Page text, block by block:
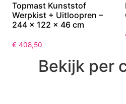
Topmast Kunststof
Werpkist + Uitloopren –
244 x 122 x 46 cm
€ 408,50
Bekijk per